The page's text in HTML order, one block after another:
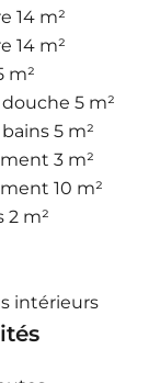
14 m²
14 m²
m²
douche 5 m²
bains 5 m²
3 m²
10 m²
2 m²
intérieurs